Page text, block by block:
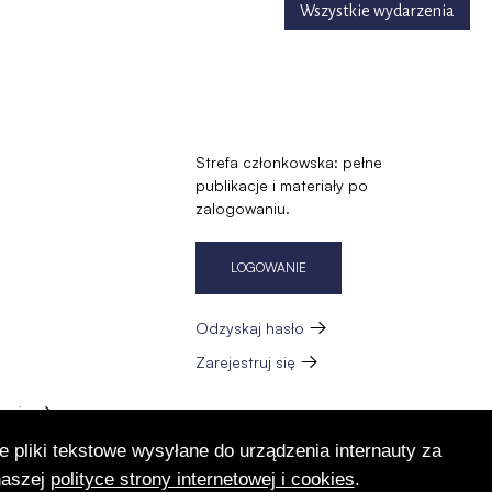
tekstowe wysyłane do urządzenia internauty za
polityce strony internetowej i cookies.
Wszystkie wydarzenia
Strefa członkowska: pełne
publikacje i materiały po
zalogowaniu.
LOGOWANIE
Odzyskaj hasło
Zarejestruj się